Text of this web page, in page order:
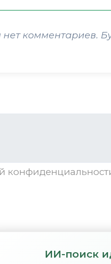
ИИ-поиск
нет комментариев.